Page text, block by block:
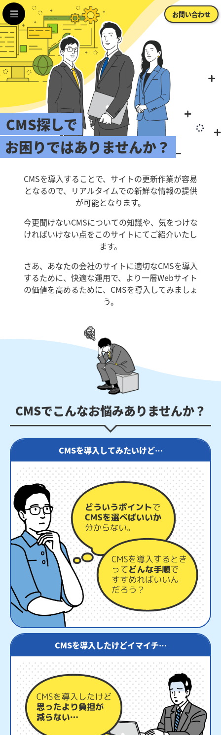
お問い合わせ
メニューを開く
CMS探しで
お困りではありませんか？
CMSを導入することで、サイトの更新作業が容易
となるので、リアルタイムでの新鮮な情報の提供
が可能となります。
今更聞けないCMSについての知識や、気をつけな
ければいけない点をこのサイトにてご紹介いたし
ます。
さあ、あなたの会社のサイトに適切なCMSを導入
するために、快適な運用で、より一層Webサイト
の価値を高めるために、CMSを導入してみましょ
う。
CMSでこんなお悩みありませんか？
CMSを導入してみたいけど…
CMSを導入したけどイマイチ…